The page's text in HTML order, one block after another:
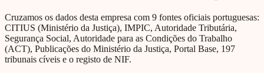
Cruzamos os dados desta empresa com 9 fontes oficiais portuguesas:
CITIUS (Ministério da Justiça), IMPIC, Autoridade Tributária,
Segurança Social, Autoridade para as Condições do Trabalho
(ACT), Publicações do Ministério da Justiça, Portal Base, 197
tribunais cíveis e o registo de NIF.